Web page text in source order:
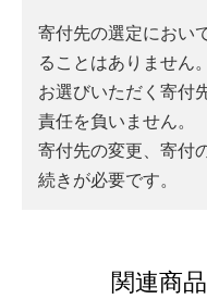
寄付先の選定におい
ることはありません。
お選びいただく寄付
責任を負いません。
寄付先の変更、寄付
続きが必要です。
関連商